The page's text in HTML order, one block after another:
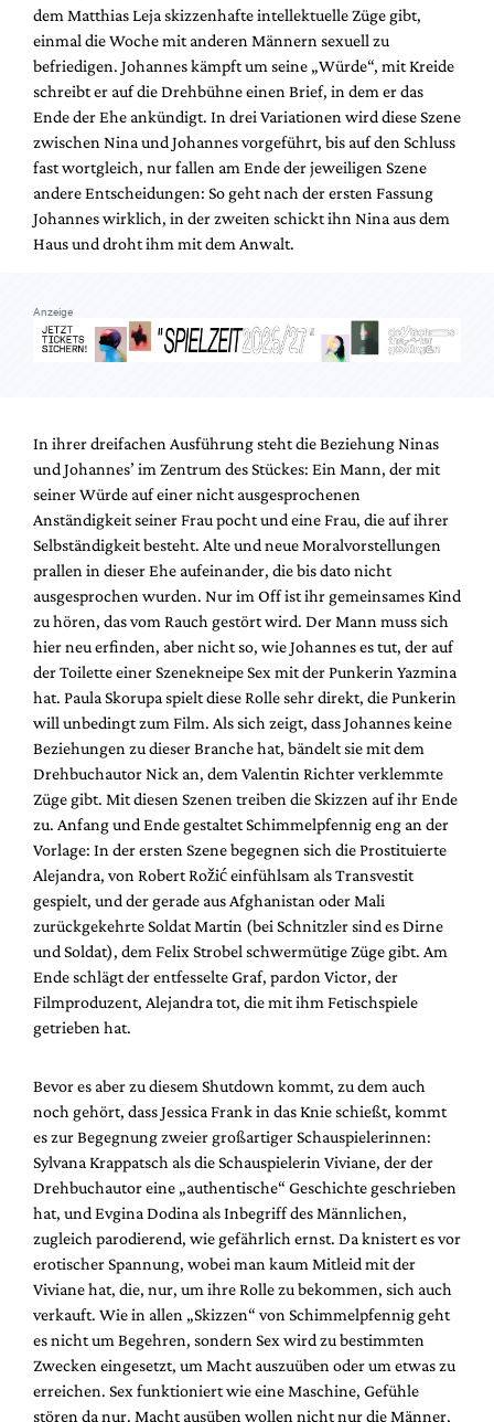
dem Matthias Leja skizzenhafte intellektuelle Züge gibt,
einmal die Woche mit anderen Männern sexuell zu
befriedigen. Johannes kämpft um seine „Würde“, mit Kreide
schreibt er auf die Drehbühne einen Brief, in dem er das
Ende der Ehe ankündigt. In drei Variationen wird diese Szene
zwischen Nina und Johannes vorgeführt, bis auf den Schluss
fast wortgleich, nur fallen am Ende der jeweiligen Szene
andere Entscheidungen: So geht nach der ersten Fassung
Johannes wirklich, in der zweiten schickt ihn Nina aus dem
Haus und droht ihm mit dem Anwalt.
Anzeige
In ihrer dreifachen Ausführung steht die Beziehung Ninas
und Johannes’ im Zentrum des Stückes: Ein Mann, der mit
seiner Würde auf einer nicht ausgesprochenen
Anständigkeit seiner Frau pocht und eine Frau, die auf ihrer
Selbständigkeit besteht. Alte und neue Moralvorstellungen
prallen in dieser Ehe aufeinander, die bis dato nicht
ausgesprochen wurden. Nur im Off ist ihr gemeinsames Kind
zu hören, das vom Rauch gestört wird. Der Mann muss sich
hier neu erfinden, aber nicht so, wie Johannes es tut, der auf
der Toilette einer Szenekneipe Sex mit der Punkerin Yazmina
hat. Paula Skorupa spielt diese Rolle sehr direkt, die Punkerin
will unbedingt zum Film. Als sich zeigt, dass Johannes keine
Beziehungen zu dieser Branche hat, bändelt sie mit dem
Drehbuchautor Nick an, dem Valentin Richter verklemmte
Züge gibt. Mit diesen Szenen treiben die Skizzen auf ihr Ende
zu. Anfang und Ende gestaltet Schimmelpfennig eng an der
Vorlage: In der ersten Szene begegnen sich die Prostituierte
Alejandra, von Robert Rožić einfühlsam als Transvestit
gespielt, und der gerade aus Afghanistan oder Mali
zurückgekehrte Soldat Martin (bei Schnitzler sind es Dirne
und Soldat), dem Felix Strobel schwermütige Züge gibt. Am
Ende schlägt der entfesselte Graf, pardon Victor, der
Filmproduzent, Alejandra tot, die mit ihm Fetischspiele
getrieben hat.
Bevor es aber zu diesem Shutdown kommt, zu dem auch
noch gehört, dass Jessica Frank in das Knie schießt, kommt
es zur Begegnung zweier großartiger Schauspielerinnen:
Sylvana Krappatsch als die Schauspielerin Viviane, der der
Drehbuchautor eine „authentische“ Geschichte geschrieben
hat, und Evgina Dodina als Inbegriff des Männlichen,
zugleich parodierend, wie gefährlich ernst. Da knistert es vor
erotischer Spannung, wobei man kaum Mitleid mit der
Viviane hat, die, nur, um ihre Rolle zu bekommen, sich auch
verkauft. Wie in allen „Skizzen“ von Schimmelpfennig geht
es nicht um Begehren, sondern Sex wird zu bestimmten
Zwecken eingesetzt, um Macht auszuüben oder um etwas zu
erreichen. Sex funktioniert wie eine Maschine, Gefühle
stören da nur. Macht ausüben wollen nicht nur die Männer,